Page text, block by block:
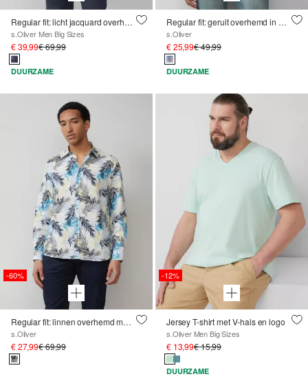
Regular fit: licht jacquard overhemd met buttondownkraag
s.Oliver Men Big Sizes
€ 39,99€ 69,99
DUURZAME
Regular fit: geruit overhemd in western look
s.Oliver
€ 25,99€ 49,99
DUURZAME
-60%
Regular fit: linnen overhemd met print all-over
s.Oliver
€ 27,99€ 69,99
-12%
Jersey T-shirt met V-hals en logo
s.Oliver Men Big Sizes
€ 13,99€ 15,99
DUURZAME